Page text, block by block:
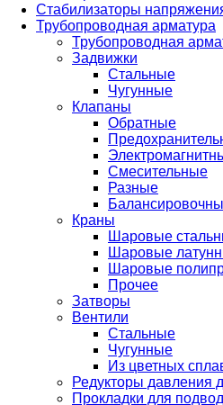
Стабилизаторы
Трубопроводная арматура
Трубопроводная
Задвижки
Стальные
Чугунные
Клапаны
Обратные
Смесительные
Разные
Краны
Шаровые
Шаровые
Шаровые
Прочее
Затворы
Вентили
Стальные
Чугунные
Из цветных
Редукторы давления
Прокладки для